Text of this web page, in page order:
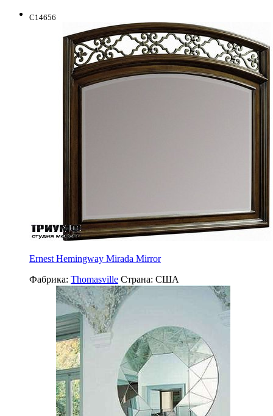
C14656
Ernest Hemingway Mirada Mirror
Фабрика: Thomasville Страна: США